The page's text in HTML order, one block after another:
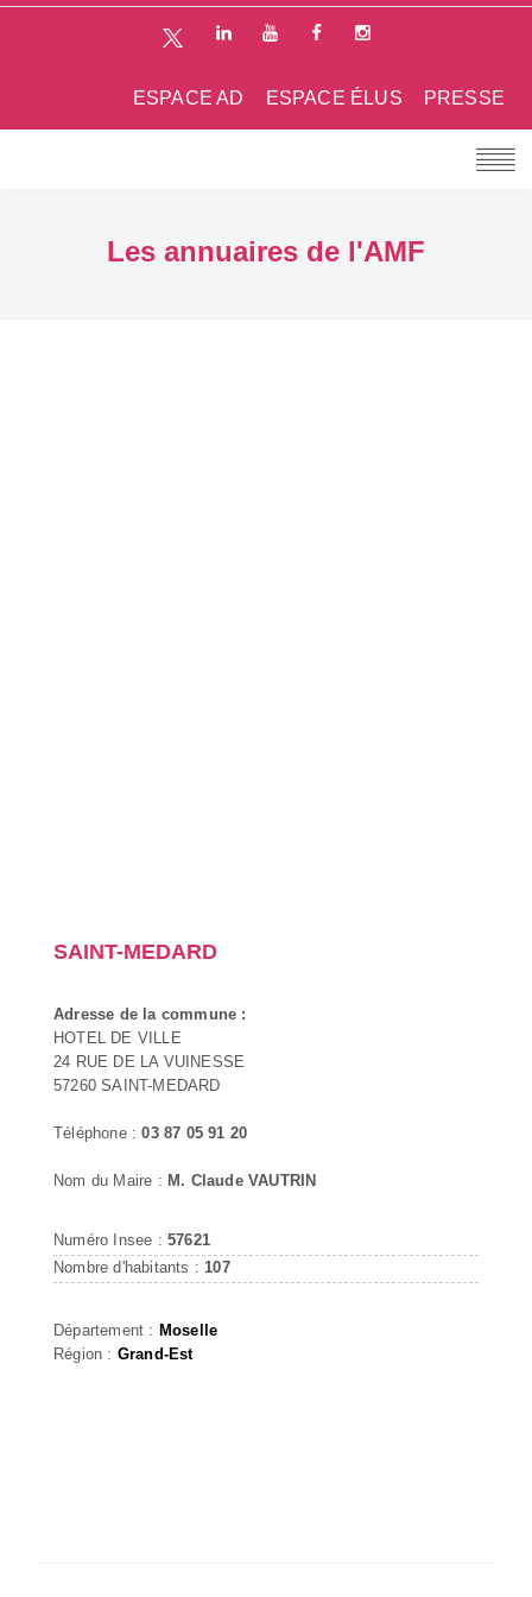
PRESSE
ESPACE ÉLUS
ESPACE AD
Les annuaires de l'AMF
SAINT-MEDARD
Adresse de la commune :
HOTEL DE VILLE
24 RUE DE LA VUINESSE
57260 SAINT-MEDARD
Téléphone :03 87 05 91 20
Nom du Maire : M. Claude VAUTRIN
Numéro Insee : 57621
Nombre d'habitants : 107
Département : Moselle
Région : Grand-Est